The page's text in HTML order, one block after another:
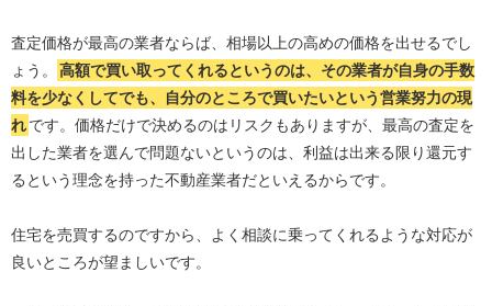
査定価格が最高の業者ならば、相場以上の高めの価格を出せるでし
ょう。
高額で買い取ってくれるというのは、その業者が自身の手数
料を少なくしてでも、自分のところで買いたいという営業努力の現
れです。価格だけで決めるのはリスクもありますが、最高の査定を
出した業者を選んで問題ないというのは、利益は出来る限り還元す
るという理念を持った不動産業者だといえるからです。
住宅を売買するのですから、よく相談に乗ってくれるような対応が
良いところが望ましいです。